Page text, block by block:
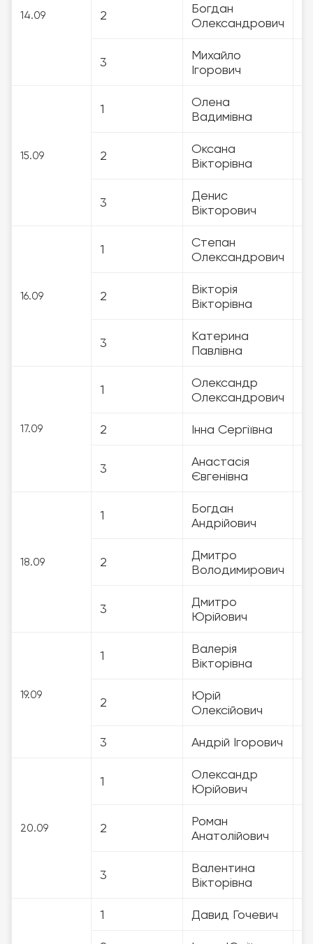
14.09 2
Богдан
Олександрович
3
Михайло
Ігорович
15.09
1
Олена
Вадимівна
2
Оксана
Вікторівна
3
Денис
Вікторович
16.09
1
Степан
Олександрович
2
Вікторія
Вікторівна
3
Катерина
Павлівна
17.09
1
Олександр
Олександрович
2 Інна Сергіївна
3
Анастасія
Євгенівна
18.09
1
Богдан
Андрійович
2
Дмитро
Володимирович
3
Дмитро
Юрійович
19.09
1
Валерія
Вікторівна
2
Юрій
Олексійович
3 Андрій Ігорович
20.09
1
Олександр
Юрійович
2
Роман
Анатолійович
3
Валентина
Вікторівна
1 Давид Гочевич